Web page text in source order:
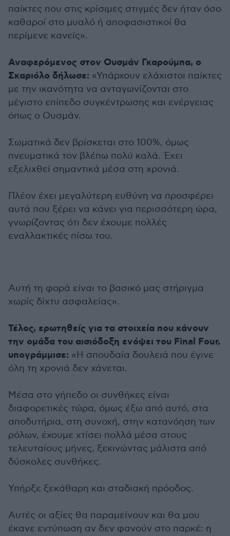
παίκτες που στις κρίσιμες στιγμές δεν ήταν όσο
καθαροί στο μυαλό ή αποφασιστικοί θα
περίμενε κανείς».
Αναφερόμενος στον Ουσμάν Γκαρούμπα, ο
Σκαριόλο δήλωσε: «Υπάρχουν ελάχιστοι παίκτες
με την ικανότητα να ανταγωνίζονται στο
μέγιστο επίπεδο συγκέντρωσης και ενέργειας
όπως ο Ουσμάν.
Σωματικά δεν βρίσκεται στο 100%, όμως
πνευματικά τον βλέπω πολύ καλά. Έχει
εξελιχθεί σημαντικά μέσα στη χρονιά.
Πλέον έχει μεγαλύτερη ευθύνη να προσφέρει
αυτά που ξέρει να κάνει για περισσότερη ώρα,
γνωρίζοντας ότι δεν έχουμε πολλές
εναλλακτικές πίσω του.
Αυτή τη φορά είναι το βασικό μας στήριγμα
χωρίς δίχτυ ασφαλείας».
Τέλος, ερωτηθείς για τα στοιχεία που κάνουν
την ομάδα του αισιόδοξη ενόψει του Final Four,
υπογράμμισε: «Η σπουδαία δουλειά που έγινε
όλη τη χρονιά δεν χάνεται.
Μέσα στο γήπεδο οι συνθήκες είναι
διαφορετικές τώρα, όμως έξω από αυτό, στα
αποδυτήρια, στη συνοχή, στην κατανόηση των
ρόλων, έχουμε χτίσει πολλά μέσα στους
τελευταίους μήνες, ξεκινώντας μάλιστα από
δύσκολες συνθήκες.
Υπήρξε ξεκάθαρη και σταδιακή πρόοδος.
Αυτές οι αξίες θα παραμείνουν και θα μου
έκανε εντύπωση αν δεν φανούν στο παρκέ: η